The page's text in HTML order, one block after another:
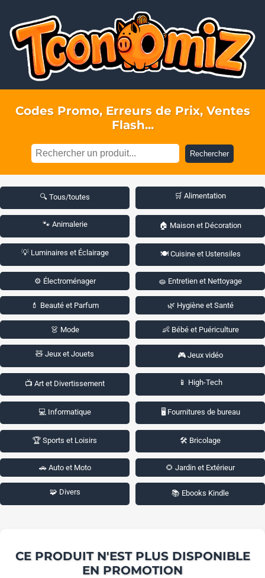
Codes Promo, Erreurs de Prix, Ventes
Flash...
Rechercher
🔍 Tous/toutes 🛒 Alimentation
🐾 Animalerie 🏠 Maison et Décoration
💡 Luminaires et Éclairage 🍽️ Cuisine et Ustensiles
⚙️ Électroménager 🧽 Entretien et Nettoyage
💄 Beauté et Parfum 🌿 Hygiène et Santé
👗 Mode 👶 Bébé et Puériculture
🧸 Jeux et Jouets 🎮 Jeux vidéo
📺 Art et Divertissement 📱 High-Tech
💻 Informatique 🖥️ Fournitures de bureau
🏆 Sports et Loisirs 🛠️ Bricolage
🚗 Auto et Moto 🌻 Jardin et Extérieur
🧩 Divers 📚 Ebooks Kindle
CE PRODUIT N'EST PLUS DISPONIBLE
EN PROMOTION